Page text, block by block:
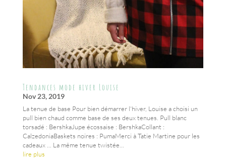
Tendances mode hiver Louise
Nov 23, 2019
La tenue de base Pour bien démarrer l'hiver, Louise a choisi un
pull bien chaud comme base de ses deux tenues. Pull blanc
torsadé : BershkaJupe écossaise : BershkaCollant :
CalzedoniaBaskets noires : PumaMerci à Tatie Martine pour les
cadeaux ... La même tenue twistée...
lire plus